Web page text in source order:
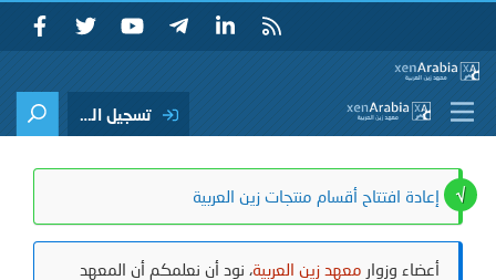
تسجيل الدخول
إعادة افتتاح أقسام منتجات زين العربية
أعضاء وزوار معهد زين العربية، نود أن نعلمكم أن المعهد